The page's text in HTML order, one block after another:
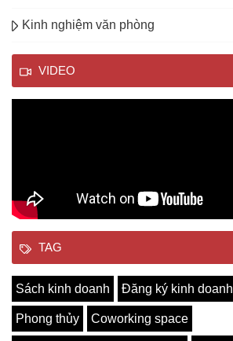
Kinh nghiệm văn phòng
VIDEO
TAG
Sách kinh doanh Đăng ký kinh doanh
Phong thủy Coworking space